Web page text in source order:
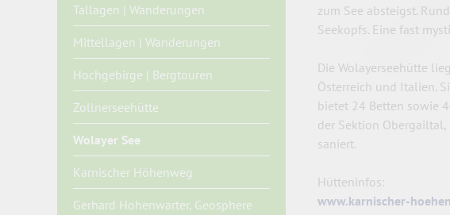
Tallagen | Wanderungen
Mittellagen | Wanderungen
Hochgebirge | Bergtouren
Zollnerseehütte
Wolayer See
Karnischer Höhenweg
Gerhard Hohenwarter, Geosphere
zum See absteigst.
Seekopfs. Eine fast
Die Wolayerseehütte
Österreich und Italien.
bietet 24 Betten sowie
der Sektion
saniert.
Hütteninfos:
www.karnischer-